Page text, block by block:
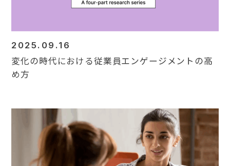
2025.09.16
変化の時代における従業員エンゲージメントの高
め方